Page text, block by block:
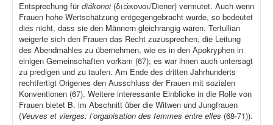
Entsprechung fürdiákonoi (διάκονοι/Diener) vermutet. Auch wenn
Frauen hohe Wertschätzung entgegengebracht wurde, so bedeutet
dies nicht, dass sie den Männern gleichrangig waren. Tertullian
weigerte sich den Frauen das Recht zuzusprechen, die Leitung
des Abendmahles zu übernehmen, wie es in den Apokryphen in
einigen Gemeinschaften vorkam (67); es war ihnen auch untersagt
zu predigen und zu taufen. Am Ende des dritten Jahrhunderts
rechtfertigt Origenes den Ausschluss der Frauen mit sozialen
Konventionen (67). Weitere interessante Einblicke in die Rolle von
Frauen bietet B. im Abschnitt über die Witwen und Jungfrauen
(Veuves et vierges: l’organisation des femmes entre elles (68-71)).